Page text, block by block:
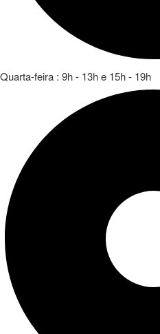
Quarta-feira : 9h - 13h e 15h - 19h